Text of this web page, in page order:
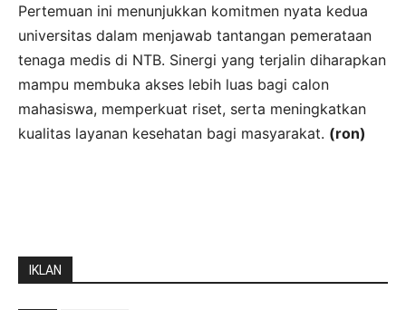
Pertemuan ini menunjukkan komitmen nyata kedua
universitas dalam menjawab tantangan pemerataan
tenaga medis di NTB. Sinergi yang terjalin diharapkan
mampu membuka akses lebih luas bagi calon
mahasiswa, memperkuat riset, serta meningkatkan
kualitas layanan kesehatan bagi masyarakat. (ron)
IKLAN